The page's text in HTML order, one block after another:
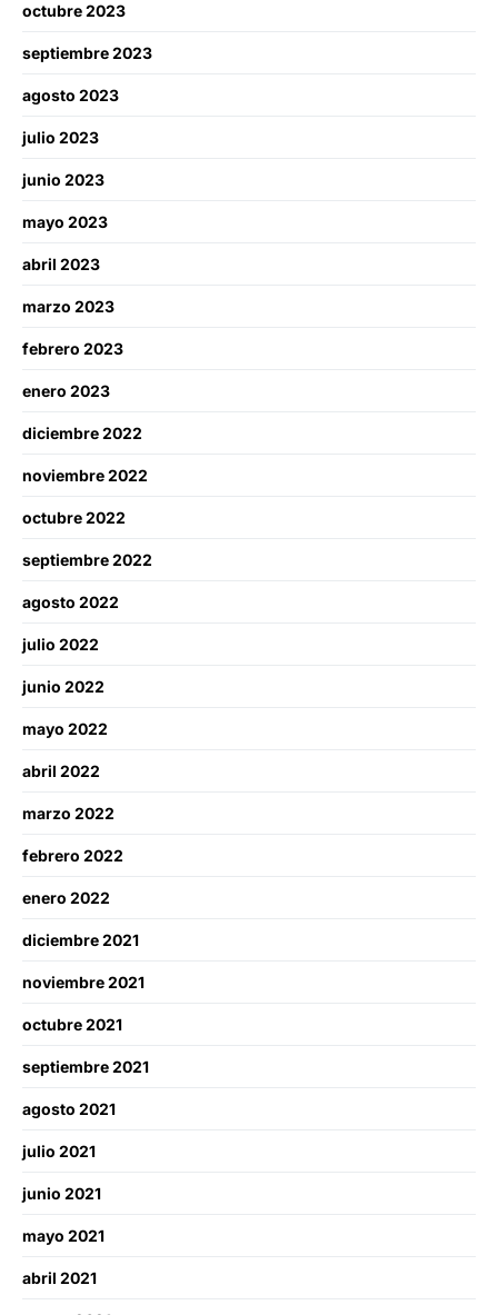
octubre 2023
septiembre 2023
agosto 2023
julio 2023
junio 2023
mayo 2023
abril 2023
marzo 2023
febrero 2023
enero 2023
diciembre 2022
noviembre 2022
octubre 2022
septiembre 2022
agosto 2022
julio 2022
junio 2022
mayo 2022
abril 2022
marzo 2022
febrero 2022
enero 2022
diciembre 2021
noviembre 2021
octubre 2021
septiembre 2021
agosto 2021
julio 2021
junio 2021
mayo 2021
abril 2021